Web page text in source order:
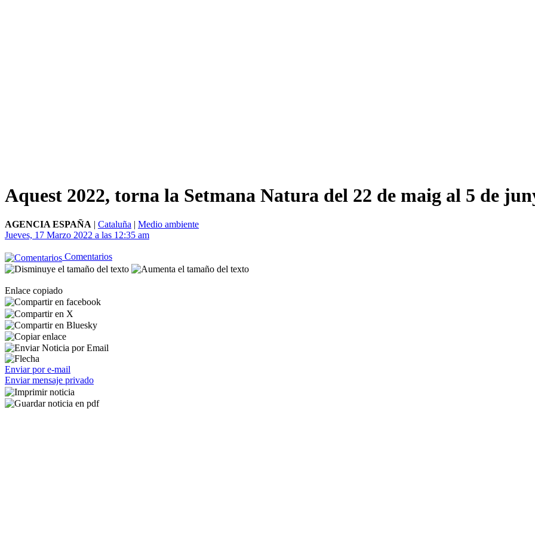
Aquest 2022, torna la Setmana Natura del 22 de maig al 5 de
AGENCIA ESPAÑA | Cataluña | Medio ambiente
Jueves, 17 Marzo 2022 a las 12:35 am
Comentarios
Enlace copiado
Enviar por e-mail
Enviar mensaje privado